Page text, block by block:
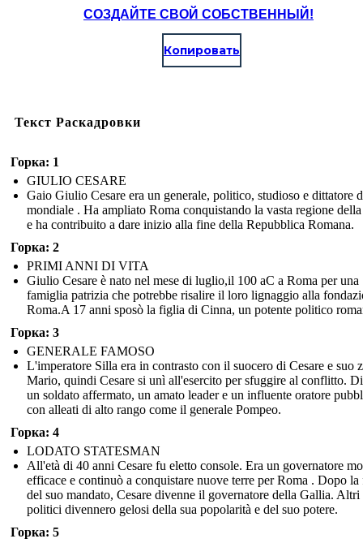
СОЗДАЙТЕ СВОЙ СОБСТВЕННЫЙ!
Копировать
Текст Раскадровки
Горка: 1
GIULIO CESARE
Gaio Giulio Cesare era un generale, politico, studioso e dittatore
mondiale . Ha ampliato Roma conquistando la vasta regione
e ha contribuito a dare inizio alla fine della Repubblica Romana.
Горка: 2
PRIMI ANNI DI VITA
Giulio Cesare è nato nel mese di luglio,il 100 aC a Roma per una
famiglia patrizia che potrebbe risalire il loro lignaggio alla
Roma.A 17 anni sposò la figlia di Cinna, un potente politico
Горка: 3
GENERALE FAMOSO
L'imperatore Silla era in contrasto con il suocero di Cesare e suo
Mario, quindi Cesare si unì all'esercito per sfuggire al conflitto.
un soldato affermato, un amato leader e un influente oratore
con alleati di alto rango come il generale Pompeo.
Горка: 4
LODATO STATESMAN
All'età di 40 anni Cesare fu eletto console. Era un governatore
efficace e continuò a conquistare nuove terre per Roma . Dopo la
del suo mandato, Cesare divenne il governatore della Gallia. Altri
politici divennero gelosi della sua popolarità e del suo potere.
Горка: 5